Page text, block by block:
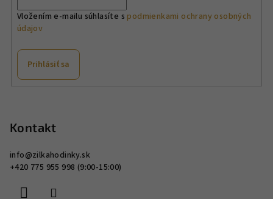
v
p
Vložením e-mailu súhlasíte spodmienkami ochrany osobných
údajov
Prihlásiť sa
Kontakt
info@zilkahodinky.sk
+420 775 955 998 (9:00-15:00)